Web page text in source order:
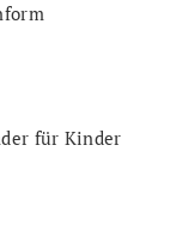
für Kinder